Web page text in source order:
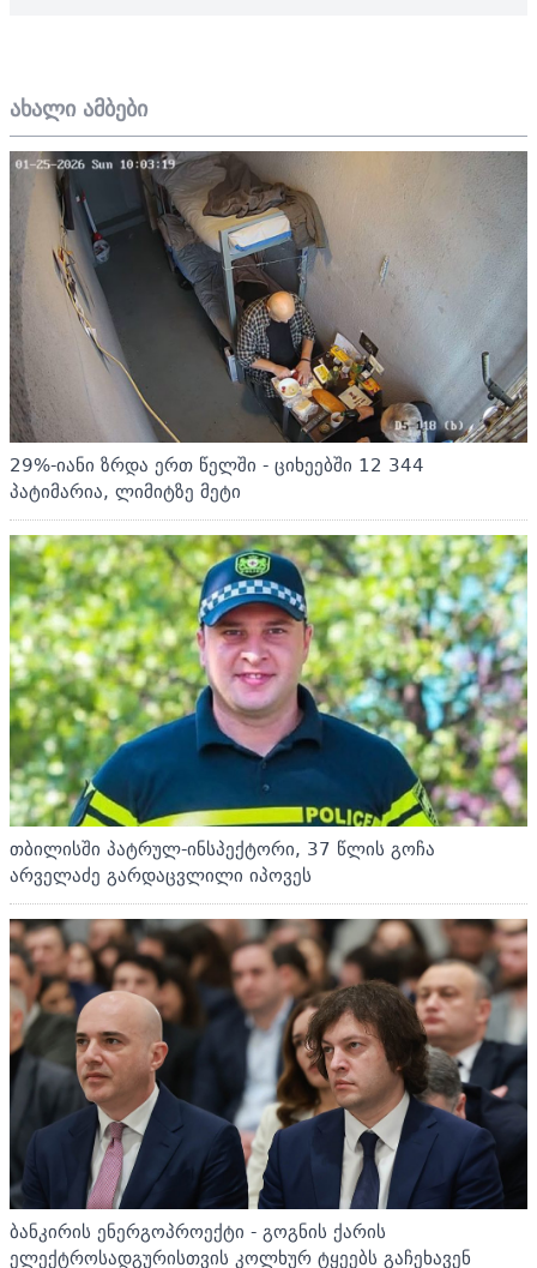
ახალი ამბები
29%-იანი ზრდა ერთ წელში - ციხეებში 12 344
პატიმარია, ლიმიტზე მეტი
თბილისში პატრულ-ინსპექტორი, 37 წლის გოჩა
არველაძე გარდაცვლილი იპოვეს
ბანკირის ენერგოპროექტი - გოგნის ქარის
ელექტროსადგურისთვის კოლხურ ტყეებს გაჩეხავენ